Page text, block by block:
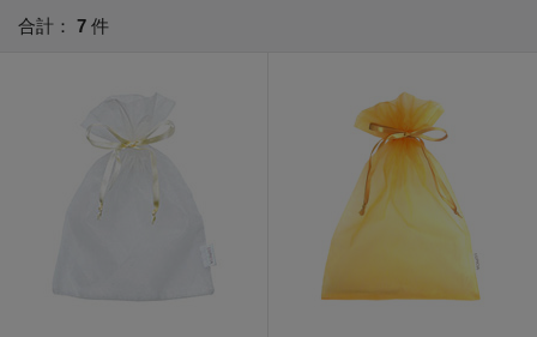
合計： 7 件